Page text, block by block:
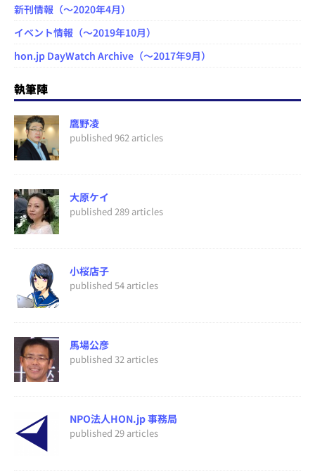
新刊情報（～2020年4月）
イベント情報（～2019年10月）
hon.jp DayWatch Archive（～2017年9月）
執筆陣
鷹野凌
published 962 articles
大原ケイ
published 289 articles
小桜店子
published 54 articles
馬場公彦
published 32 articles
NPO法人HON.jp 事務局
published 29 articles